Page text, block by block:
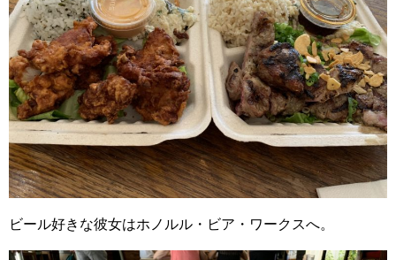
ビール好きな彼女はホノルル・ビア・ワークスへ。